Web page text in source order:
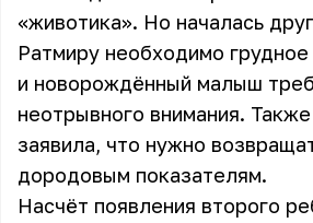
«животика». Но началась
Ратмиру необходимо
и новорождённый малыш
неотрывного внимания.
заявила, что нужно
дородовым показателям.
Насчёт появления второго